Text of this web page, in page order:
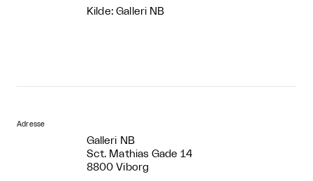
Kilde: Galleri NB
Adresse
Galleri NB
Sct. Mathias Gade 14
8800 Viborg